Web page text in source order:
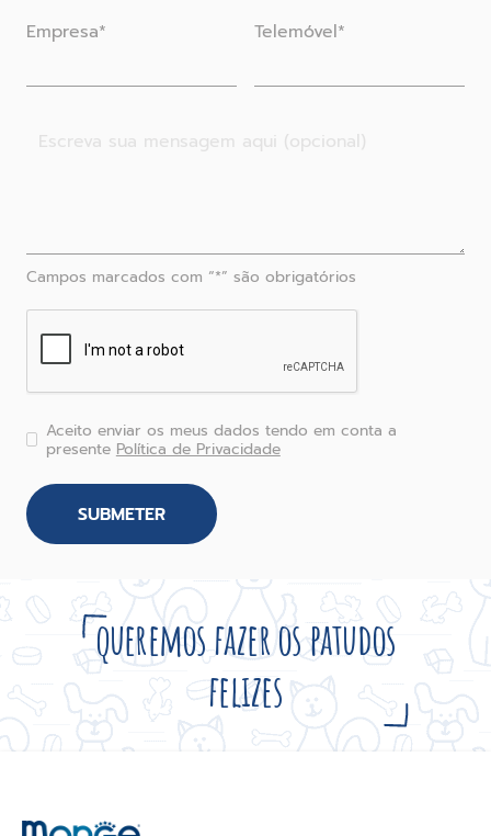
Empresa* Telemóvel*
Campos marcados com “*” são obrigatórios
Aceito enviar os meus dados tendo em conta a
presente Política de Privacidade
queremos fazer os patudos
felizes